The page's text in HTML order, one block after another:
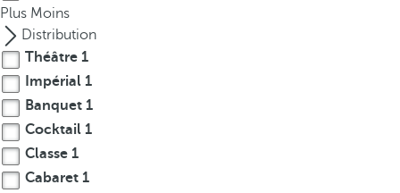
t
i
o
n
o
n
t
e
Plus Moins
Distribution
Théâtre 1
Impérial 1
Banquet 1
Cocktail 1
Classe 1
Cabaret 1